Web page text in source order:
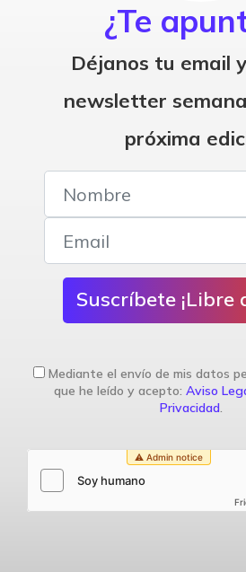
¿Te
Déjanos tu email
newsletter
próxima
Suscríbete ¡Libre
Mediante el envío de mis datos
que he leído y acepto: Aviso
Privacidad.